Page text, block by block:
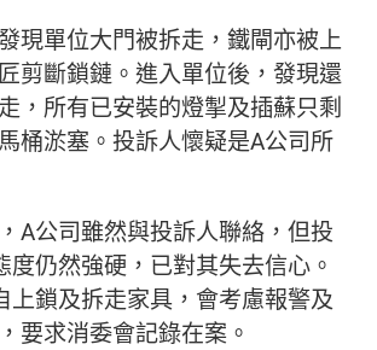
現單位大門被拆走，鐵閘亦被上
剪斷鎖鏈。進入單位後，發現還
，所有已安裝的燈掣及插蘇只剩
桶淤塞。投訴人懷疑是A公司所
A公司雖然與投訴人聯絡，但投
度仍然強硬，已對其失去信心。
上鎖及拆走家具，會考慮報警及
要求消委會記錄在案。